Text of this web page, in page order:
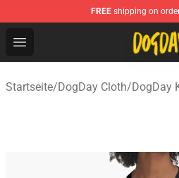
FREE shipping on
Open menu
DogDay Store - Official
Startseite/DogDay Cloth/DogDay